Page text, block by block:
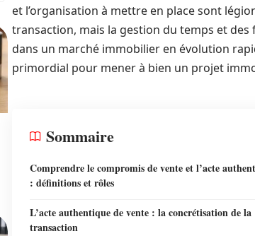
et l’organisation à mettre en place sont
transaction, mais la gestion du temps et
dans un marché immobilier en évolution
primordial pour mener à bien un projet
Sommaire
Comprendre le compromis de vente et l’acte
: définitions et rôles
L’acte authentique de vente : la concrétisation de la
transaction